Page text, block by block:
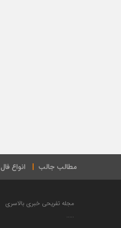
مطالب جالب انواع فال
مجله تفریحی خبری بالاسری
.....